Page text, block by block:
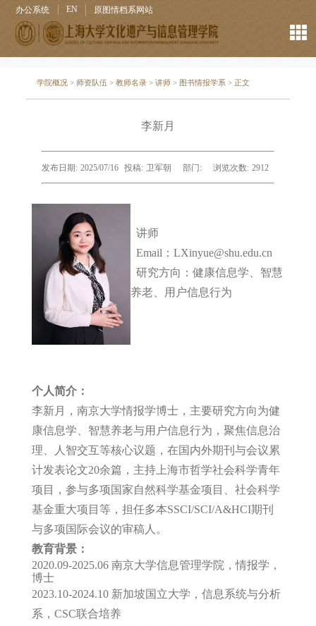
办公系统 EN 原图情档系网站
学院概况 > 师资队伍 >教师名录 >讲师 > 图书情报学系 > 正文
李新月
发布日期: 2025/07/16 投稿: 卫军朝 部门: 浏览次数: 2912
讲师
Email： LXinyue@shu.edu.cn
研究方向：健康信息学 、智慧
养老、用户信息行为
个人简介：
李新月，南京大学情报学博士，主要研究方向为健
康信息学、智慧养老与用户信息行为，聚焦信息治
理、人智交互等核心议题，在国内外期刊与会议累
计发表论文20余篇，主持上海市哲学社会科学青年
项目，参与多项国家自然科学基金项目、社会科学
基金重大项目等，担任多本SSCI/SCI/A&HCI期刊
与多项国际会议的审稿人。
教育背景：
2020.09-2025.06 南京大学信息管理学院，情报学，
博士
2023.10-2024.10 新加坡国立大学，信息系统与分析
系，CSC联合培养